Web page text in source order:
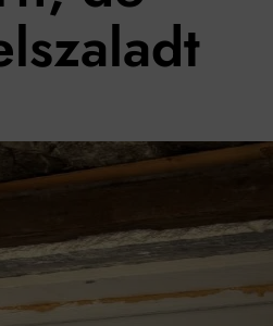
Móricz
szerint akár 5 százalékkal is nőhetnek a
Munkácsy nem Krisztust
Amikor a Tetris